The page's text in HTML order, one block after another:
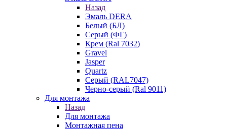
Назад
Эмаль DERA
Белый (БЛ)
Серый (ФГ)
Крем (Ral 7032)
Gravel
Jasper
Quartz
Серый (RAL7047)
Черно-серый (Ral 9011)
Для монтажа
Назад
Для монтажа
Монтажная пена